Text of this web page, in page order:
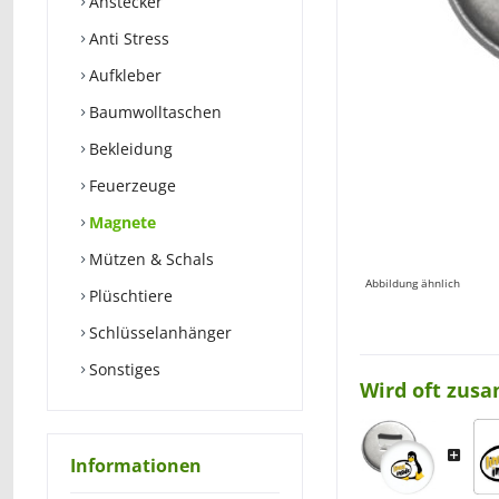
Anti Stress
Aufkleber
Baumwolltaschen
Bekleidung
Feuerzeuge
Magnete
Mützen & Schals
Plüschtiere
Schlüsselanhänger
Sonstiges
Informationen
Abbildung ähnlich
Wird oft